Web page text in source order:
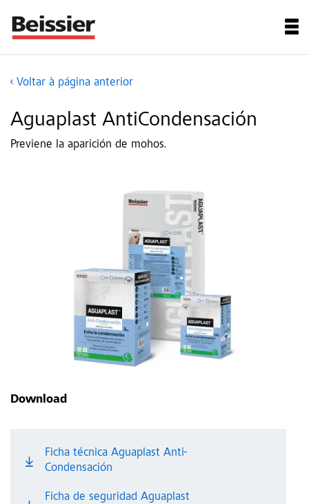
Voltar à página anterior
Aguaplast AntiCondensación
Previene la aparición de mohos.
Download
Ficha técnica Aguaplast Anti-
Condensación
Ficha de seguridad Aguaplast